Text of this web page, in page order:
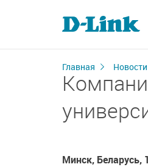
Главная
Минск, Беларусь,